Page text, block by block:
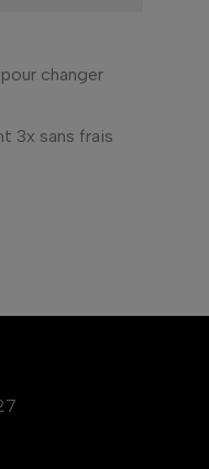
changer
3x sans frais